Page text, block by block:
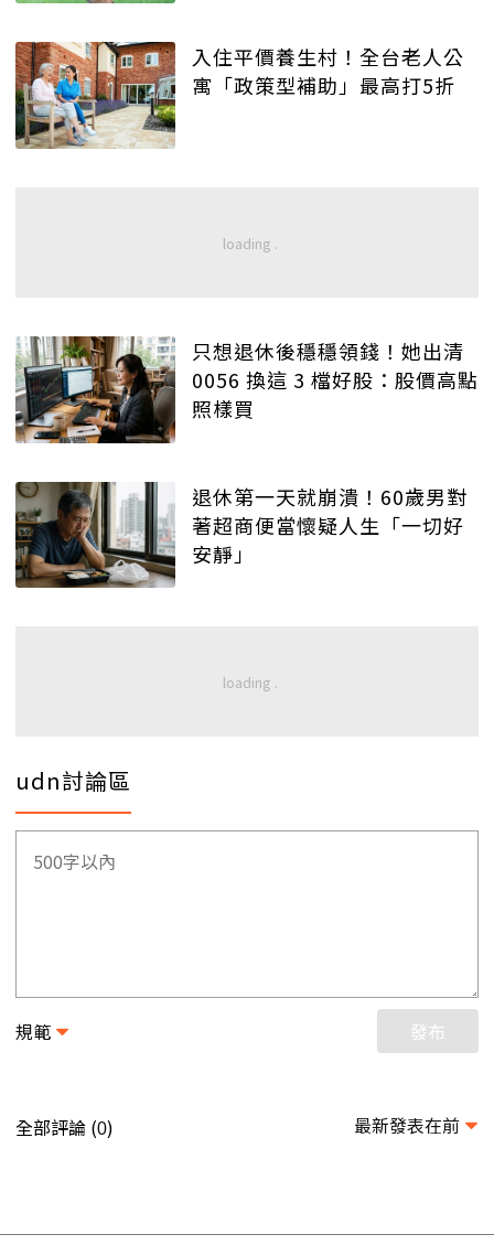
入住平價養生村！全台老人公
寓「政策型補助」最高打5折
只想退休後穩穩領錢！她出清
0056 換這 3 檔好股：股價高點
照樣買
退休第一天就崩潰！60歲男對
著超商便當懷疑人生「一切好
安靜」
udn討論區
規範 發布
全部評論 (0) 最新發表在前